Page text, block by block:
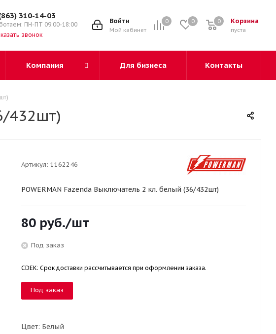
0 0 Корзина
пуста
0
Войти
Мой кабинет
310-14-03
ПН-ПТ 09:00-18:00
звонок
Компания Для бизнеса Контакты
432шт)
Артикул: 1162246
POWERMAN Fazenda Выключатель 2 кл. белый (36/432шт)
80 руб./шт
Под заказ
CDEK: Срок доставки рассчитывается при оформлении заказа.
Под заказ
Цвет: Белый